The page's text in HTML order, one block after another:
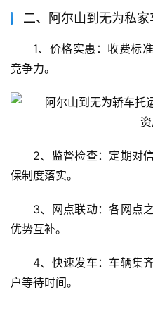
二、阿尔山到无为私
1、价格实惠：收费标
竞争力。
2、监督检查：定期对
保制度落实。
3、网点联动：各网点
优势互补。
4、快速发车：车辆集
户等待时间。